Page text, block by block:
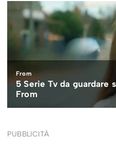
PUBBLICITÀ